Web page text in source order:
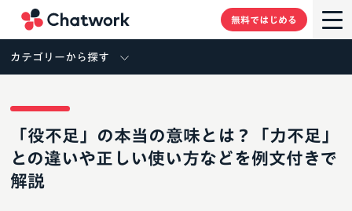
無料ではじめる
カテゴリーから探す
「役不足」の本当の意味とは？「力不足」
との違いや正しい使い方などを例文付きで
解説